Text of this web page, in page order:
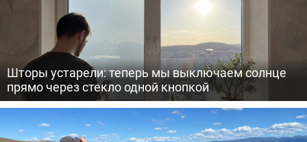
Шторы устарели: теперь мы выключаем солнце
прямо через стекло одной кнопкой